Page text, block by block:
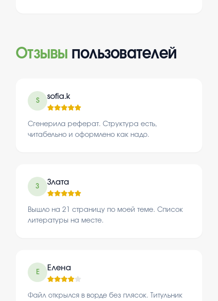
Отзывы пользователей
S
sofia.k
Сгенерила реферат. Структура есть,
читабельно и оформлено как надо.
З
Злата
Вышло на 21 страницу по моей теме. Список
литературы на месте.
Е
Елена
Файл открылся в ворде без плясок. Титульник